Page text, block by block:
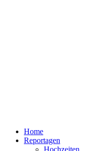
Home
Reportagen
Hochzeiten